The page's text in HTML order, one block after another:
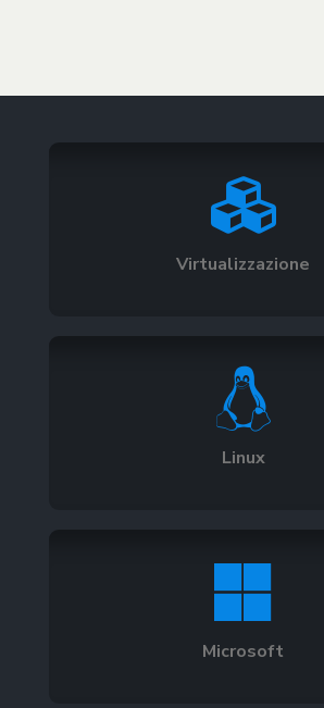

Virtualizzazione

Linux

Microsoft